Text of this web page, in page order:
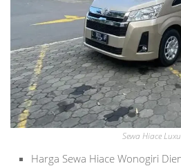
Sewa Hiace
Harga Sewa Hiace Wonogiri